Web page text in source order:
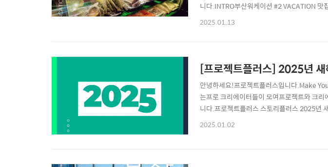
니다.INTRO부산워케이션 #2 VACATION 맛
떠나라! 자꾸만 시선이 가는책상 앞 푸른 부
2025.01.13
[프로젝트플러스] 2025년
안녕하세요!프로젝트플러스입니다.Make
는프로 크리에이터들이 모여프로젝트와 크
니다.프로젝트플러스 스토리플러스 2025년
하시길 바랍니다. 새해 복 많이 받으세요!🫶
2025.01.02